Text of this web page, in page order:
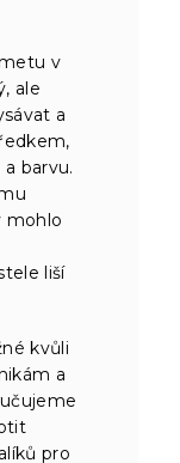
v
ale
a
barvu.
mohlo
liší
kvůli
a
pro